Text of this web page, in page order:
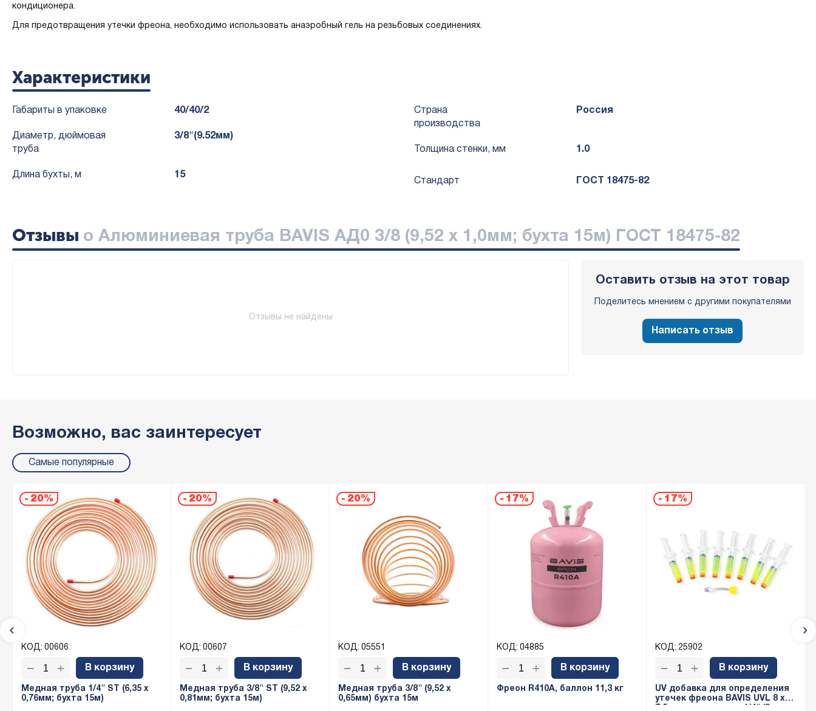
кондиционера.
Для предотвращения утечки фреона, необходимо использовать анаэробный гель на резьбовых соединениях.
Характеристики
Габариты в упаковке 40/40/2
Диаметр, дюймовая
труба
3/8"(9.52мм)
Длина бухты, м 15
Страна
производства
Россия
Толщина стенки, мм 1.0
Стандарт ГОСТ 18475-82
Отзывы о Алюминиевая труба BAVIS АД0 3/8 (9,52 х 1,0мм; бухта 15м) ГОСТ 18475-82
Отзывы не найдены
Оставить отзыв на этот товар
Поделитесь мнением с другими покупателями
Написать отзыв
Возможно, вас заинтересует
Самые популярные
- 20%
КОД: 00606
Медная труба 1/4" ST (6,35 х
0,76мм; бухта 15м)
В корзину
+
−
- 20%
КОД: 00607
Медная труба 3/8" ST (9,52 х
0,81мм; бухта 15м)
В корзину
+
−
- 20%
КОД: 05551
Медная труба 3/8" (9,52 x
0,65мм) бухта 15м
В корзину
+
−
- 17%
КОД: 04885
Фреон R410A, баллон 11,3 кг
В корзину
+
−
- 17%
КОД: 25902
UV добавка для определения
утечек фреона BAVIS UVL 8 x
В корзину
+
−